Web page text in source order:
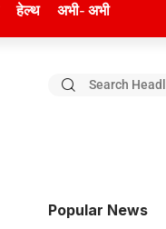
हेल्थ अभी- अभी
Popular News